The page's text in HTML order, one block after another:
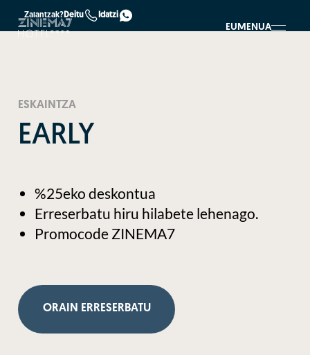
Zalantzak?Deitu Idatzi
EU MENUA
ESKAINTZA
EARLY
%25eko deskontua
Erreserbatu hiru hilabete lehenago.
Promocode ZINEMA7
ORAIN ERRESERBATU